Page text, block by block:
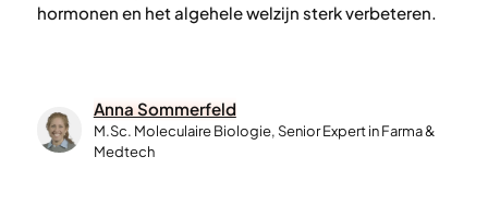
hormonen en het algehele welzijn sterk verbeteren.
Anna Sommerfeld
M.Sc. Moleculaire Biologie, Senior Expert in Farma &
Medtech